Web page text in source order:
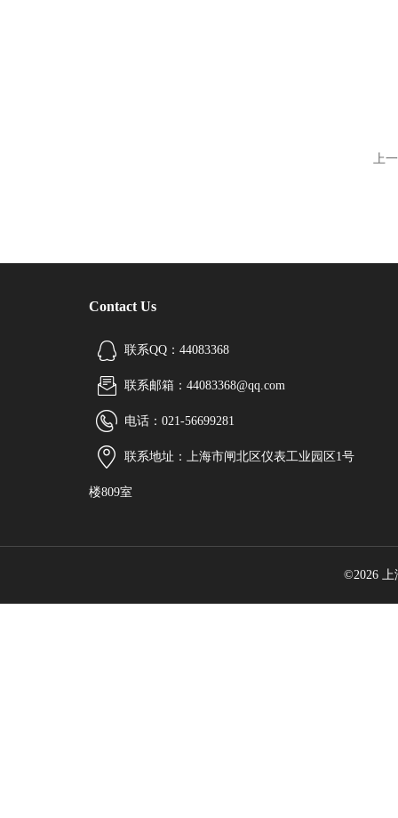
上
Contact Us
联系QQ：44083368
联系邮箱：44083368@qq.com
电话：021-56699281
联系地址：上海市闸北区仪表工业园区1号
楼809室
©2026